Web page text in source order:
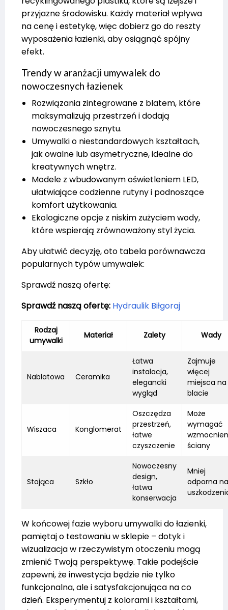
przyjazne środowisku. Każdy materiał wpływa
na cenę i estetykę, więc dobierz go do reszty
wyposażenia łazienki, aby osiągnąć spójny
efekt.
Trendy w aranżacji umywalek do
nowoczesnych łazienek
Rozwiązania zintegrowane z blatem, które
maksymalizują przestrzeń i dodają
nowoczesnego sznytu.
Umywalki o niestandardowych kształtach,
jak owalne lub asymetryczne, idealne do
kreatywnych wnętrz.
Modele z wbudowanym oświetleniem LED,
ułatwiające codzienne rutyny i podnoszące
komfort użytkowania.
Ekologiczne opcje z niskim zużyciem wody,
które wspierają zrównoważony styl życia.
Aby ułatwić decyzję, oto tabela porównawcza
popularnych typów umywalek:
Sprawdź naszą ofertę:
Sprawdź naszą ofertę: Hydraulik Biłgoraj
Rodzaj
umywalki
Materiał Zalety Wady
Nablatowa Ceramika
Łatwa
instalacja,
elegancki
wygląd
Zajmuje
więcej
miejsca na
blacie
Wiszaca Konglomerat
Oszczędza
przestrzeń,
łatwe
czyszczenie
Może
wymagać
ściany
Stojąca Szkło
Nowoczesny
design,
łatwa
konserwacja
Mniej
odporna na
W końcowej fazie wyboru umywalki do łazienki,
pamiętaj o testowaniu w sklepie – dotyk i
wizualizacja w rzeczywistym otoczeniu mogą
zmienić Twoją perspektywę. Takie podejście
zapewni, że inwestycja będzie nie tylko
funkcjonalna, ale i satysfakcjonująca na co
dzień. Eksperymentuj z kolorami i kształtami,